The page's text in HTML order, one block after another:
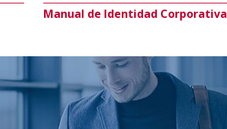
Manual de Identidad Corporativa